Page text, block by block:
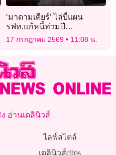
‘มาดามเดียร์’ ไล่บี้แผน
รฟท.แก้หนี้ท่วมปี
ละ 20,000 ล้านบาท ซักปม
สินทรัพย์ไม่ครบ-รายได้รั่ว
17 กรกฎาคม 2569 11:08 น.
อ่านเดลินิวส์
ไลฟ์สไตล์
เดลินิวส์clips